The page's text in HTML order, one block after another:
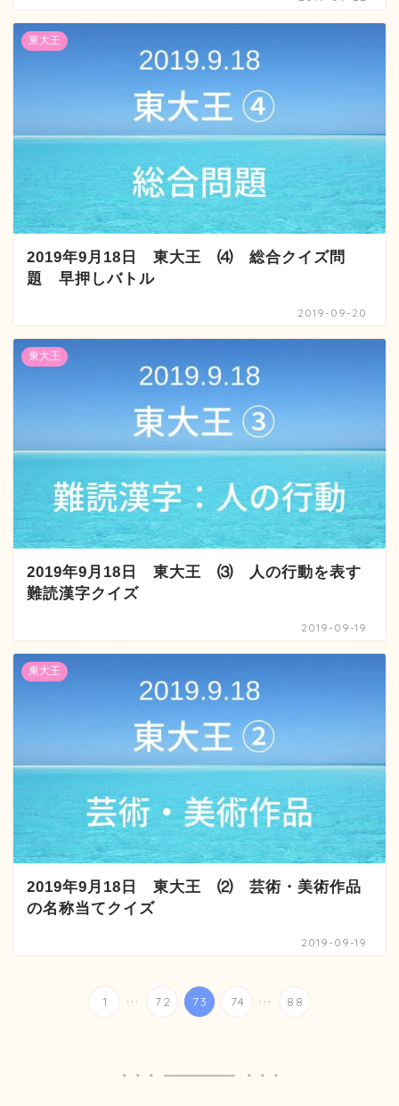
東大王
2019年9月18日 東大王 ⑷ 総合クイズ問
題 早押しバトル
2019-09-20
東大王
2019年9月18日 東大王 ⑶ 人の行動を表す
難読漢字クイズ
2019-09-19
東大王
2019年9月18日 東大王 ⑵ 芸術・美術作品
の名称当てクイズ
2019-09-19
1 ... 72 73 74 ... 88